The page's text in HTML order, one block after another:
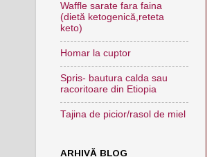
Waffle sarate fara faina
(dietă ketogenică,reteta
keto)
Homar la cuptor
Spris- bautura calda sau
racoritoare din Etiopia
Tajina de picior/rasol de miel
ARHIVĂ BLOG